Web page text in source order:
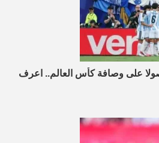
حصولا على وصافة كأس العالم.. اعرف